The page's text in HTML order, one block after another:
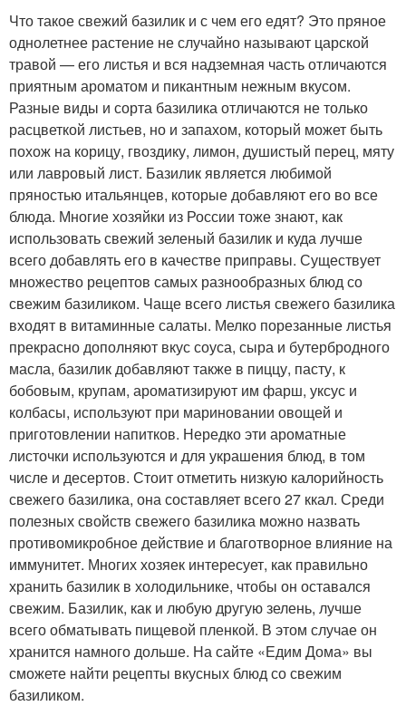
Что такое свежий базилик и с чем его едят? Это пряное
однолетнее растение не случайно называют царской
травой — его листья и вся надземная часть отличаются
приятным ароматом и пикантным нежным вкусом.
Разные виды и сорта базилика отличаются не только
расцветкой листьев, но и запахом, который может быть
похож на корицу, гвоздику, лимон, душистый перец, мяту
или лавровый лист. Базилик является любимой
пряностью итальянцев, которые добавляют его во все
блюда. Многие хозяйки из России тоже знают, как
использовать свежий зеленый базилик и куда лучше
всего добавлять его в качестве приправы. Существует
множество рецептов самых разнообразных блюд со
свежим базиликом. Чаще всего листья свежего базилика
входят в витаминные салаты. Мелко порезанные листья
прекрасно дополняют вкус соуса, сыра и бутербродного
масла, базилик добавляют также в пиццу, пасту, к
бобовым, крупам, ароматизируют им фарш, уксус и
колбасы, используют при мариновании овощей и
приготовлении напитков. Нередко эти ароматные
листочки используются и для украшения блюд, в том
числе и десертов. Стоит отметить низкую калорийность
свежего базилика, она составляет всего 27 ккал. Среди
полезных свойств свежего базилика можно назвать
противомикробное действие и благотворное влияние на
иммунитет. Многих хозяек интересует, как правильно
хранить базилик в холодильнике, чтобы он оставался
свежим. Базилик, как и любую другую зелень, лучше
всего обматывать пищевой пленкой. В этом случае он
хранится намного дольше. На сайте «Едим Дома» вы
сможете найти рецепты вкусных блюд со свежим
базиликом.